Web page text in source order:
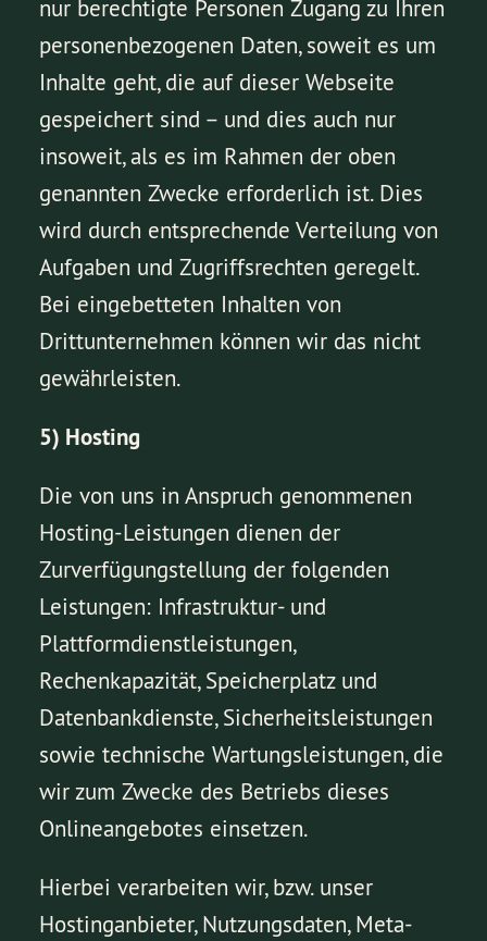
nur berechtigte Personen Zugang zu Ihren
personenbezogenen Daten, soweit es um
Inhalte geht, die auf dieser Webseite
gespeichert sind – und dies auch nur
insoweit, als es im Rahmen der oben
genannten Zwecke erforderlich ist. Dies
wird durch entsprechende Verteilung von
Aufgaben und Zugriffsrechten geregelt.
Bei eingebetteten Inhalten von
Drittunternehmen können wir das nicht
gewährleisten.
5) Hosting
Die von uns in Anspruch genommenen
Hosting-Leistungen dienen der
Zurverfügungstellung der folgenden
Leistungen: Infrastruktur- und
Plattformdienstleistungen,
Rechenkapazität, Speicherplatz und
Datenbankdienste, Sicherheitsleistungen
sowie technische Wartungsleistungen, die
wir zum Zwecke des Betriebs dieses
Onlineangebotes einsetzen.
Hierbei verarbeiten wir, bzw. unser
Hostinganbieter, Nutzungsdaten, Meta-